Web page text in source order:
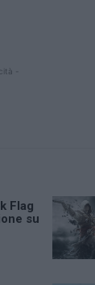
-
Flag
su